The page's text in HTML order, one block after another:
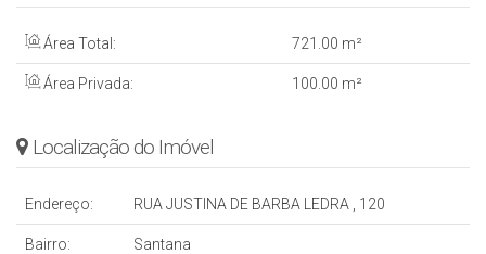
Área Total: 721 .00 m²
Área Privada: 100 .00 m²
Localização do Imóvel
Endereço: RUA JUSTINA DE BARBA LEDRA , 120
Bairro: Santana